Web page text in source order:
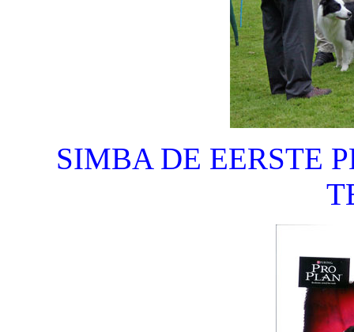
SIMBA DE EERSTE